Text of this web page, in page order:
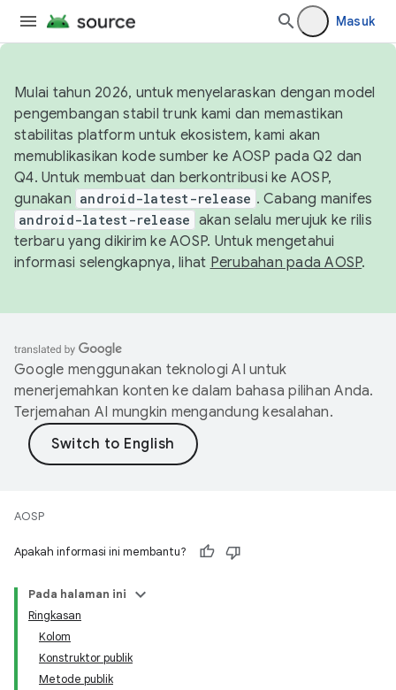
Masuk
Mulai tahun 2026, untuk menyelaraskan dengan model
pengembangan stabil trunk kami dan memastikan
stabilitas platform untuk ekosistem, kami akan
memublikasikan kode sumber ke AOSP pada Q2 dan
Q4. Untuk membuat dan berkontribusi ke AOSP,
gunakan android-latest-release . Cabang manifes
android-latest-release akan selalu merujuk ke rilis
terbaru yang dikirim ke AOSP. Untuk mengetahui
informasi selengkapnya, lihat Perubahan pada AOSP.
Google menggunakan teknologi AI untuk
menerjemahkan konten ke dalam bahasa pilihan Anda.
Terjemahan AI mungkin mengandung kesalahan.
AOSP
Apakah informasi ini membantu?
Pada halaman ini
Ringkasan
Kolom
Konstruktor publik
Metode publik